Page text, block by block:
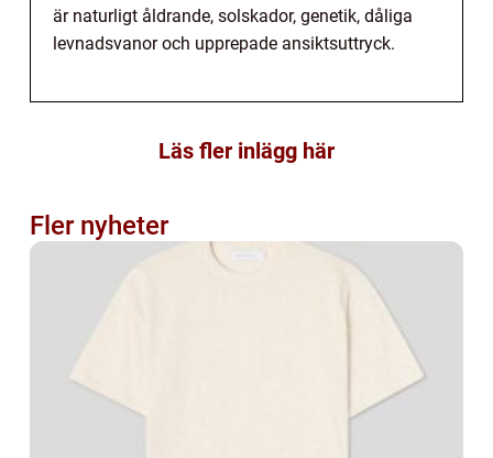
är naturligt åldrande, solskador, genetik, dåliga
levnadsvanor och upprepade ansiktsuttryck.
Läs fler inlägg här
Fler nyheter